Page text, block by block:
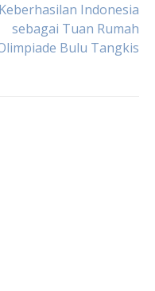
Keberhasilan Indonesia
sebagai Tuan Rumah
Bulu Tangkis